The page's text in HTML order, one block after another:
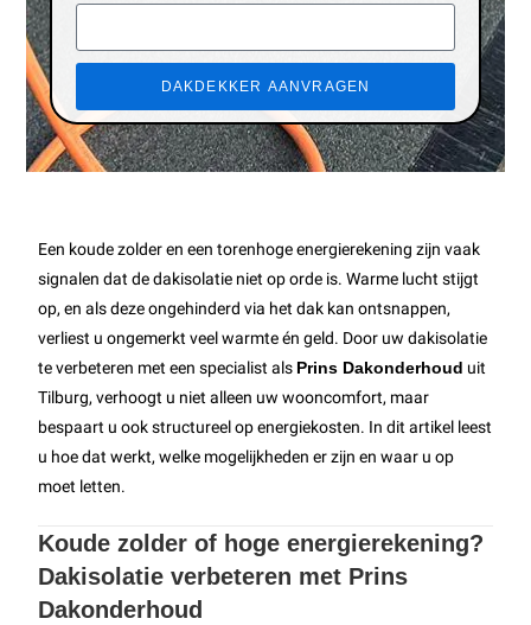
DAKDEKKER AANVRAGEN
Een koude zolder en een torenhoge energierekening zijn vaak
signalen dat de dakisolatie niet op orde is. Warme lucht stijgt
op, en als deze ongehinderd via het dak kan ontsnappen,
verliest u ongemerkt veel warmte én geld. Door uw dakisolatie
te verbeteren met een specialist als Prins Dakonderhoud uit
Tilburg, verhoogt u niet alleen uw wooncomfort, maar
bespaart u ook structureel op energiekosten. In dit artikel leest
u hoe dat werkt, welke mogelijkheden er zijn en waar u op
moet letten.
Koude zolder of hoge energierekening?
Dakisolatie verbeteren met Prins
Dakonderhoud